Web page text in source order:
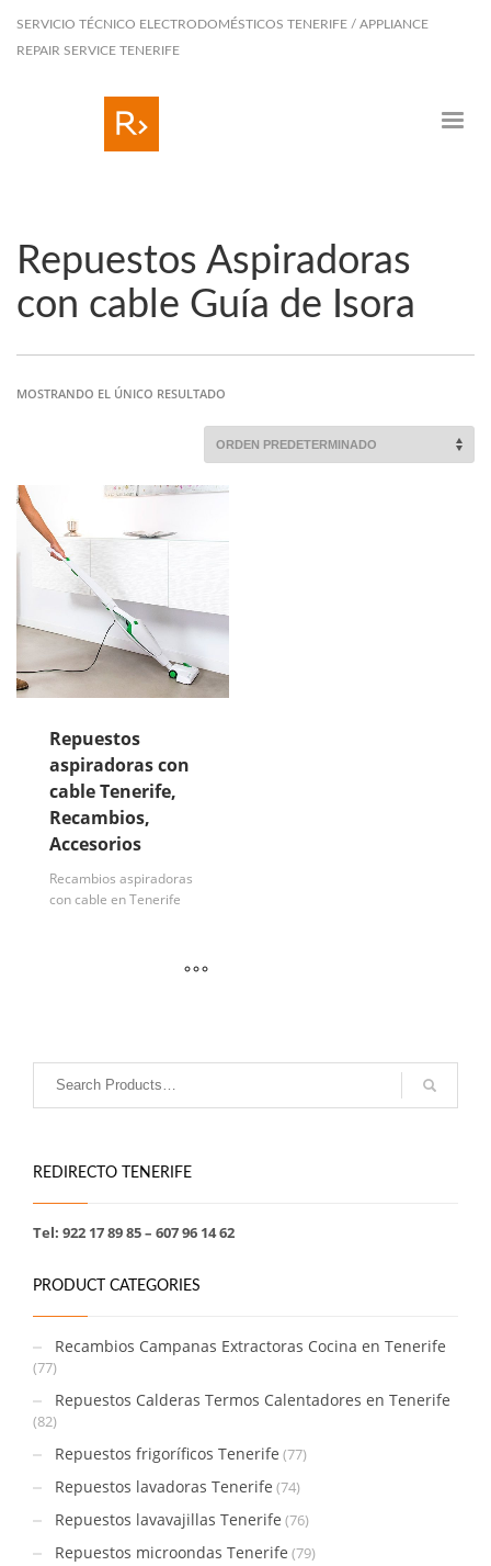
SERVICIO TÉCNICO ELECTRODOMÉSTICOS TENERIFE / APPLIANCE
REPAIR SERVICE TENERIFE
Repuestos Aspiradoras
con cable Guía de Isora
MOSTRANDO EL ÚNICO RESULTADO
Repuestos
aspiradoras con
cable Tenerife,
Recambios,
Accesorios
Recambios aspiradoras
con cable en Tenerife
REDIRECTO TENERIFE
Tel: 922 17 89 85 – 607 96 14 62
PRODUCT CATEGORIES
Recambios Campanas Extractoras Cocina en Tenerife
(77)
Repuestos Calderas Termos Calentadores en Tenerife
(82)
Repuestos frigoríficos Tenerife (77)
Repuestos lavadoras Tenerife (74)
Repuestos lavavajillas Tenerife (76)
Repuestos microondas Tenerife (79)